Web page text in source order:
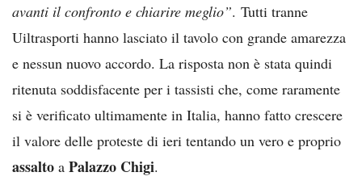
avanti il confronto e chiarire meglio”. Tutti tranne
Uiltrasporti hanno lasciato il tavolo con grande amarezza
e nessun nuovo accordo. La risposta non è stata quindi
ritenuta soddisfacente per i tassisti che, come raramente
si è verificato ultimamente in Italia, hanno fatto crescere
il valore delle proteste di ieri tentando un vero e proprio
assalto a Palazzo Chigi.